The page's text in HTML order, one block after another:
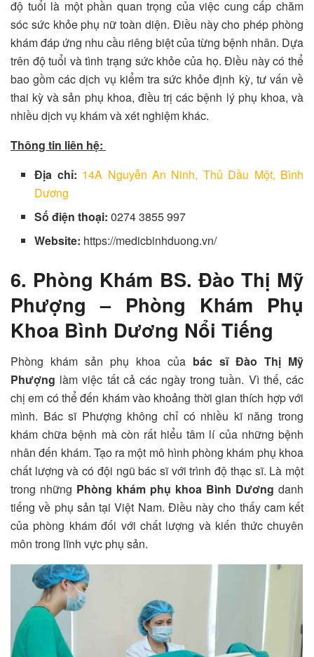
độ tuổi là một phần quan trọng của việc cung cấp chăm
sóc sức khỏe phụ nữ toàn diện. Điều này cho phép phòng
khám đáp ứng nhu cầu riêng biệt của từng bệnh nhân. Dựa
trên độ tuổi và tình trạng sức khỏe của họ. Điều này có thể
bao gồm các dịch vụ kiểm tra sức khỏe định kỳ, tư vấn về
thai kỳ và sản phụ khoa, điều trị các bệnh lý phụ khoa, và
nhiều dịch vụ khám và xét nghiệm khác.
Thông tin liên hệ:
Địa chỉ: 14A Nguyễn An Ninh, Thủ Dầu Một, Bình
Dương
Số điện thoại: 0274 3855 997
Website: https://medicbinhduong.vn/
6. Phòng Khám BS. Đào Thị Mỹ
Phượng – Phòng Khám Phụ
Khoa Bình Dương Nổi Tiếng
Phòng khám sản phụ khoa của bác sĩ Đào Thị Mỹ
Phượng làm việc tất cả các ngày trong tuần. Vì thế, các
chị em có thể đến khám vào khoảng thời gian thích hợp với
mình. Bác sĩ Phượng không chỉ có nhiều kĩ năng trong
khám chữa bệnh mà còn rất hiểu tâm lí của những bệnh
nhân đến khám. Tạo ra một mô hình phòng khám phụ khoa
chất lượng và có đội ngũ bác sĩ với trình độ thạc sĩ. Là một
trong những Phòng khám phụ khoa Bình Dương danh
tiếng về phụ sản tại Việt Nam. Điều này cho thấy cam kết
của phòng khám đối với chất lượng và kiến thức chuyên
môn trong lĩnh vực phụ sản.